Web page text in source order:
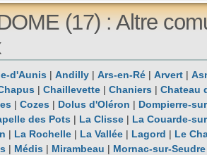
(17) : Altre
d'Aunis | Andilly| Ars-en-Ré| Arvert|
| Chaillevette| Chaniers | Chateau
| Cozes | Dolus d'Oléron | Dompierre-
des Pots | La Clisse | La Couarde-
| La Rochelle| La Vallée| Lagord | Le
| Médis | Mirambeau | Mornac-sur-Seudre